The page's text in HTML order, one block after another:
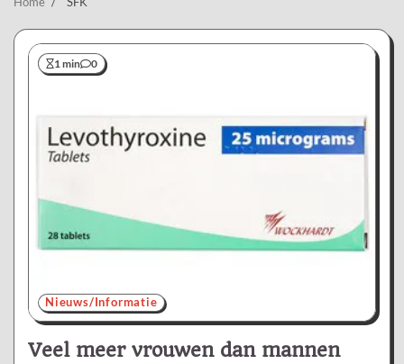
1 min 0
Nieuws/Informatie
Veel meer vrouwen dan mannen